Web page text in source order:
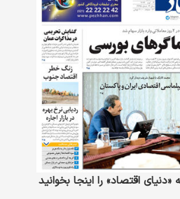
اقتصاد» را اینجا بخوانید